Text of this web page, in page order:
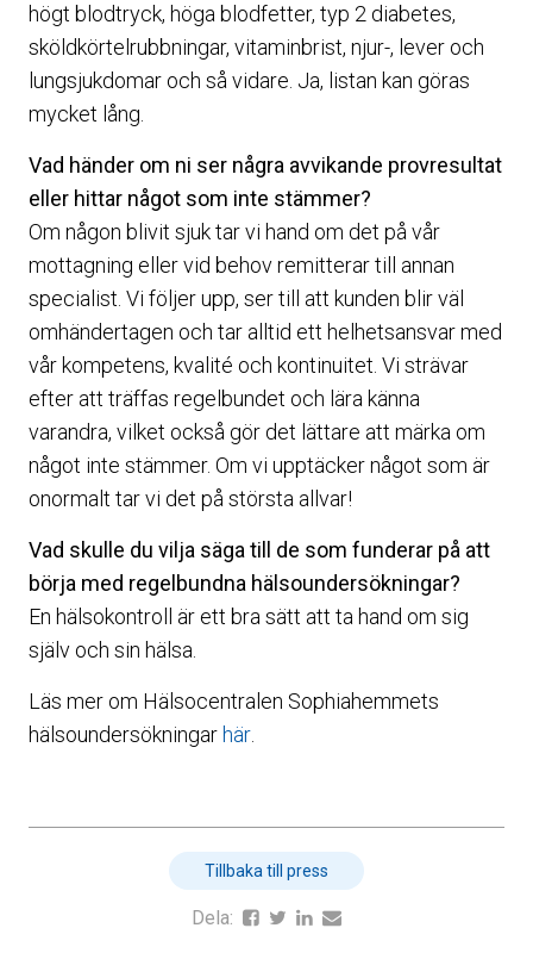
högt blodtryck, höga blodfetter, typ 2 diabetes,
sköldkörtelrubbningar, vitaminbrist, njur-, lever och
lungsjukdomar och så vidare. Ja, listan kan göras
mycket lång.
Vad händer om ni ser några avvikande provresultat
eller hittar något som inte stämmer?
Om någon blivit sjuk tar vi hand om det på vår
mottagning eller vid behov remitterar till annan
specialist. Vi följer upp, ser till att kunden blir väl
omhändertagen och tar alltid ett helhetsansvar med
vår kompetens, kvalité och kontinuitet. Vi strävar
efter att träffas regelbundet och lära känna
varandra, vilket också gör det lättare att märka om
något inte stämmer. Om vi upptäcker något som är
onormalt tar vi det på största allvar!
Vad skulle du vilja säga till de som funderar på att
börja med regelbundna hälsoundersökningar?
En hälsokontroll är ett bra sätt att ta hand om sig
själv och sin hälsa.
Läs mer om Hälsocentralen Sophiahemmets
hälsoundersökningar här
Tillbaka till press
Dela: